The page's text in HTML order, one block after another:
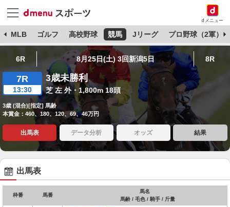
dメニュー
MLB ゴルフ 高校野球 競馬 Jリーグ プロ野球（2軍）
6R 8月25日(土) 3回新潟5日 8R
7R
13:30
3歳未勝利
芝 左 外・1,800m 18頭
3歳 (混合)[指定] 馬齢
本賞金：460、180、120、69、46万円
出馬表 データ分析 オッズ 結果
出馬表
枠番 馬番
馬名
馬齢 / 毛色 / 騎手 / 斤量